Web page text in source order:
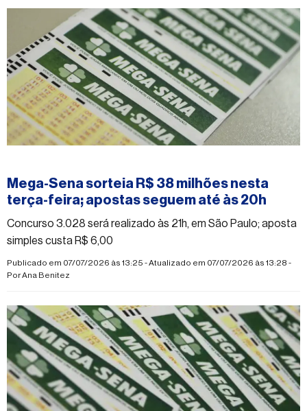
Mega-Sena sorteia R$ 38 milhões nesta
terça-feira; apostas seguem até às 20h
Concurso 3.028 será realizado às 21h, em São Paulo; aposta
simples custa R$ 6,00
Publicado em 07/07/2026 às 13:25 - Atualizado em 07/07/2026 às 13:28 -
PorAna Benitez